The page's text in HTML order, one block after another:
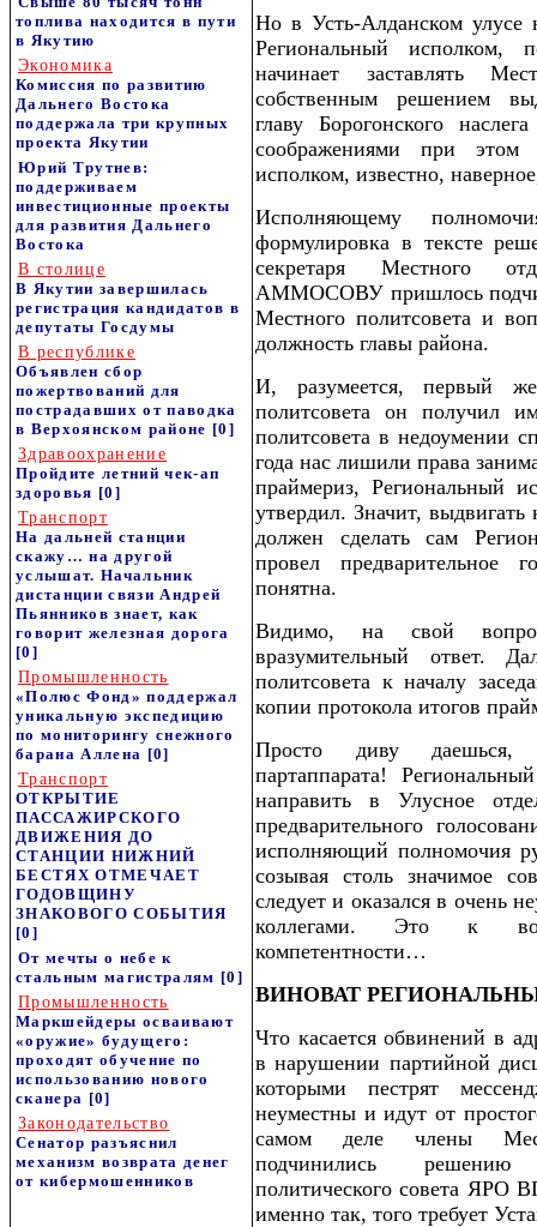
топлива находится в пути
в Якутию
Экономика
Комиссия по развитию
Дальнего Востока
поддержала три крупных
проекта Якутии
Юрий Трутнев:
поддерживаем
инвестиционные проекты
для развития Дальнего
Востока
В столице
В Якутии завершилась
регистрация кандидатов в
депутаты Госдумы
В республике
Объявлен сбор
пожертвований для
пострадавших от паводка
в Верхоянском районе [0]
Здравоохранение
Пройдите летний чек-ап
здоровья [0]
Транспорт
На дальней станции
скажу… на другой
услышат. Начальник
дистанции связи Андрей
Пьянников знает, как
говорит железная дорога
[0]
Промышленность
«Полюс Фонд» поддержал
уникальную экспедицию
по мониторингу снежного
барана Аллена [0]
Транспорт
ОТКРЫТИЕ
ПАССАЖИРСКОГО
ДВИЖЕНИЯ ДО
СТАНЦИИ НИЖНИЙ
БЕСТЯХ ОТМЕЧАЕТ
ГОДОВЩИНУ
ЗНАКОВОГО СОБЫТИЯ
[0]
От мечты о небе к
стальным магистралям [0]
Промышленность
Маркшейдеры осваивают
«оружие» будущего:
проходят обучение по
использованию нового
сканера [0]
Законодательство
Сенатор разъяснил
механизм возврата денег
от кибермошенников
Но в Усть-Алданском улусе
Региональный
начинает заставлять
собственным решением
главу Борогонского
соображениями при этом
исполком, известно,
Исполняющему
формулировка в тексте
секретаря Местного
АММОСОВУ пришлось
Местного политсовета и
должность главы района.
И, разумеется, первый
политсовета он получил
политсовета в недоумении
года нас лишили права
праймериз, Региональный
утвердил. Значит,
должен сделать сам
провел предварительное
понятна.
Видимо, на свой
вразумительный ответ.
политсовета к началу
копии протокола итогов
Просто диву даешься,
партаппарата!
направить в Улусное
предварительного
исполняющий полномочия
созывая столь значимое
следует и оказался в очень
коллегами. Это к
компетентности…
ВИНОВАТ
Что касается обвинений в
в нарушении партийной
которыми пестрят
неуместны и идут от
самом деле члены
подчинились решению
политического совета ЯРО
именно так, того требует